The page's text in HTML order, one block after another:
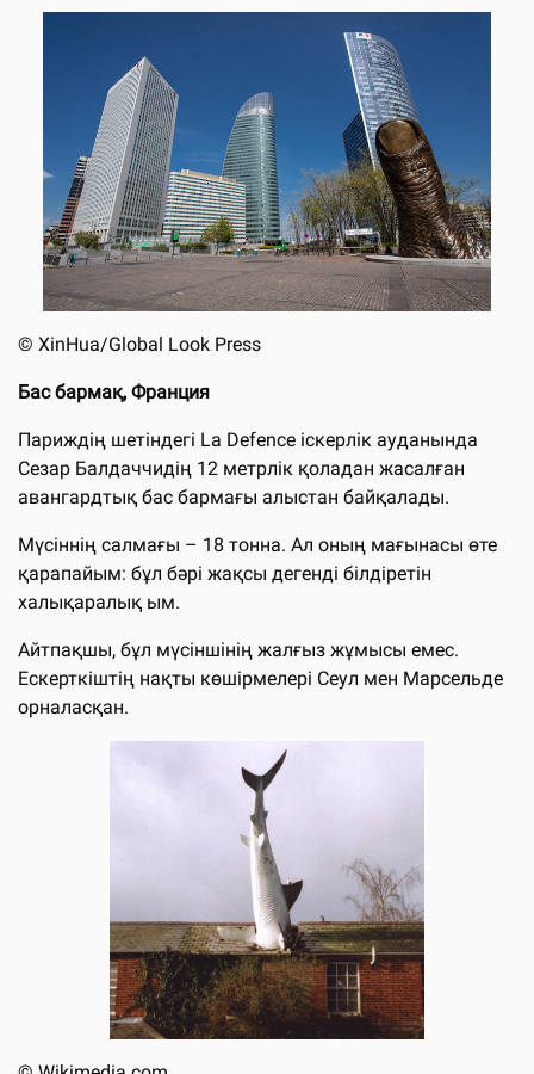
© XinHua/Global Look Press
Бас бармақ, Франция
Париждің шетіндегі La Defence іскерлік ауданында
Сезар Балдаччидің 12 метрлік қоладан жасалған
авангардтық бас бармағы алыстан байқалады.
Мүсіннің салмағы – 18 тонна. Ал оның мағынасы өте
қарапайым: бұл бәрі жақсы дегенді білдіретін
халықаралық ым.
Айтпақшы, бұл мүсіншінің жалғыз жұмысы емес.
Ескерткіштің нақты көшірмелері Сеул мен Марсельде
орналасқан.